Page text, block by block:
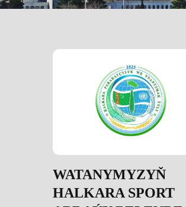
WATANYMYZYŇ
HALKARA SPORT